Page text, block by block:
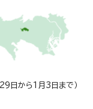
29日から1月3日まで）